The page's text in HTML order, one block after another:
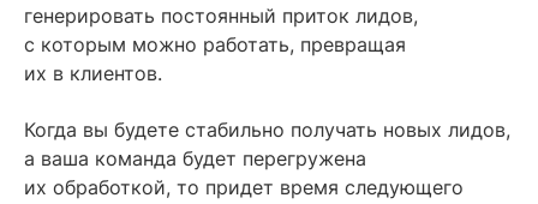
генерировать постоянный приток лидов,
с которым можно работать, превращая
их в клиентов.
Когда вы будете стабильно получать новых лидов,
а ваша команда будет перегружена
их обработкой, то придет время следующего